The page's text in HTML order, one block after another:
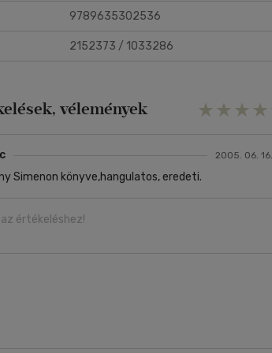
9789635302536
2152373 / 1033286
vélemények
2005. 06. 16.
Simenon könyve,hangulatos, eredeti.
az értékeléshez!